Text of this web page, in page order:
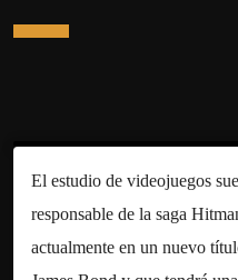
El estudio de videojuegos
responsable de la saga
actualmente en un nuevo